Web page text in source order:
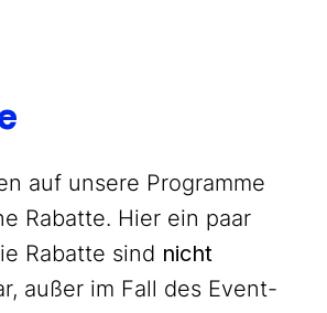
auf unsere Programme
Rabatte. Hier ein paar
Rabatte sind nicht
außer im Fall des Event-